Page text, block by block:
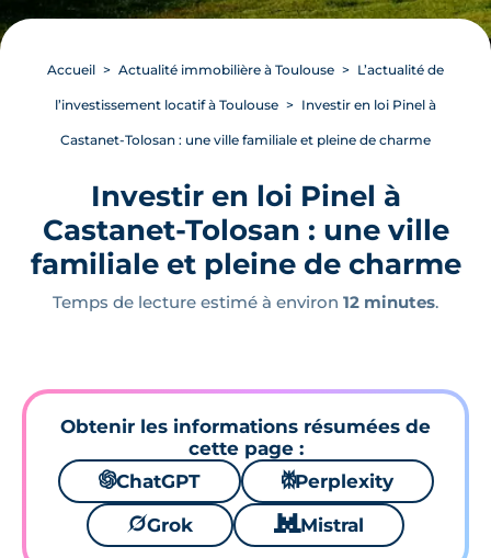
Accueil Actualité immobilière à Toulouse L’actualité de
l’investissement locatif à Toulouse Investir en loi Pinel à
Castanet-Tolosan : une ville familiale et pleine de charme
Investir en loi Pinel à
Castanet-Tolosan : une ville
familiale et pleine de charme
Temps de lecture estimé à environ 12 minutes.
Obtenir les informations résumées de
cette page :
🌌ChatGPT ⚙Perplexity
🪐Grok 🐱 Mistral